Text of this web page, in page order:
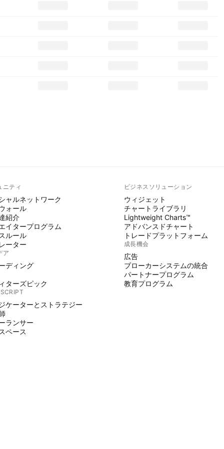
ニティ
ャルネットワーク
ォール
紹介
イタープログラム
ルール
ーター
ア
ディング
ターズピック
ケーターとストラテジー
ランサー
ペース
ビジネスソリューション
ウィジェット
チャートライブラリ
Lightweight Charts™
アドバンスドチャート
トレードプラットフォーム
成長機会
広告
ブローカーシステムの統合
パートナープログラム
教育プログラム